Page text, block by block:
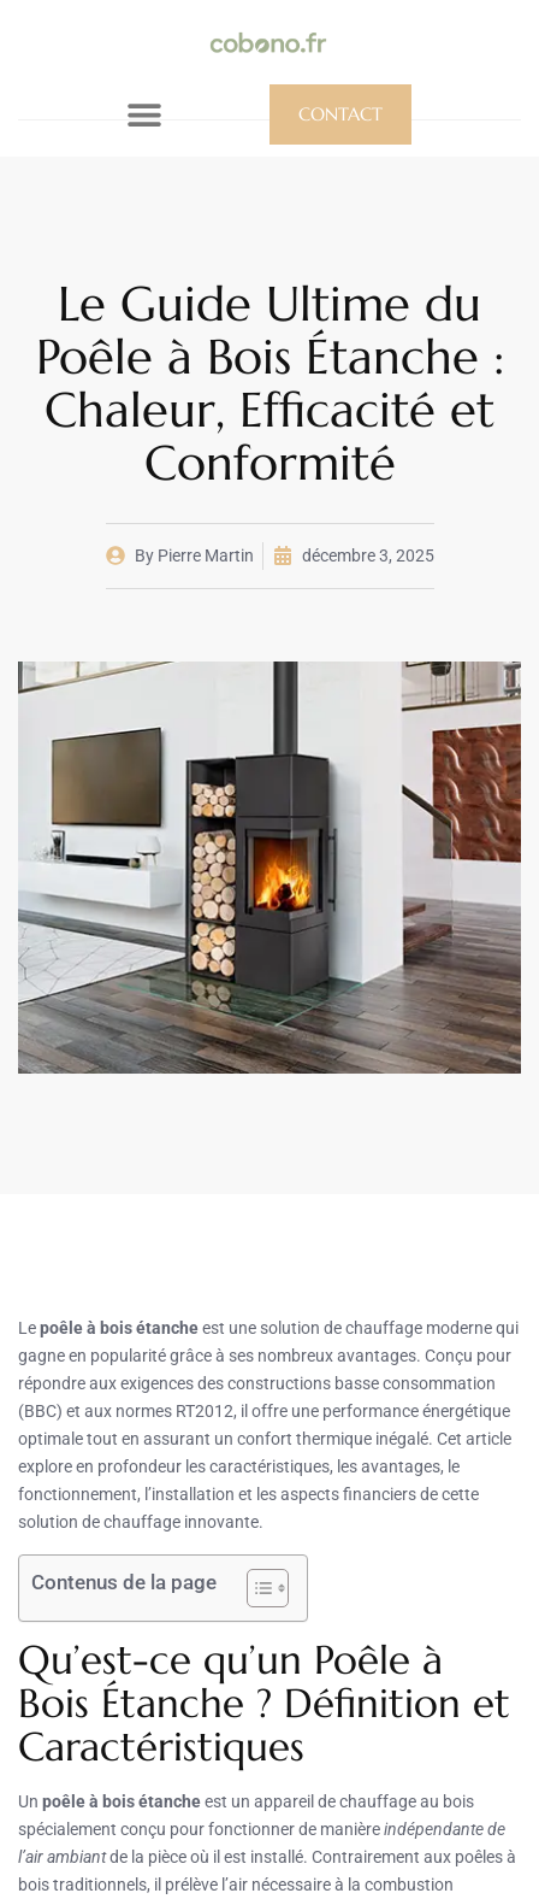
CONTACT
Le Guide Ultime du
Poêle à Bois Étanche :
Chaleur, Efficacité et
Conformité
ByPierre Martin décembre 3, 2025
Lepoêle à bois étancheest une solution de chauffage moderne qui
gagne en popularité grâce à ses nombreux avantages. Conçu pour
répondre aux exigences des constructions basse consommation
(BBC) et aux normes RT2012, il offre une performance énergétique
optimale tout en assurant un confort thermique inégalé. Cet article
explore en profondeur les caractéristiques, les avantages, le
fonctionnement, l’installation et les aspects financiers de cette
solution de chauffage innovante.
Contenus de la page
Qu’est-ce qu’un Poêle à
Bois Étanche ? Définition et
Caractéristiques
Un poêle à bois étancheest un appareil de chauffage au bois
spécialement conçu pour fonctionner de manièreindépendante de
l’air ambiantde la pièce où il est installé. Contrairement aux poêles à
bois traditionnels, il prélève l’air nécessaire à la combustion